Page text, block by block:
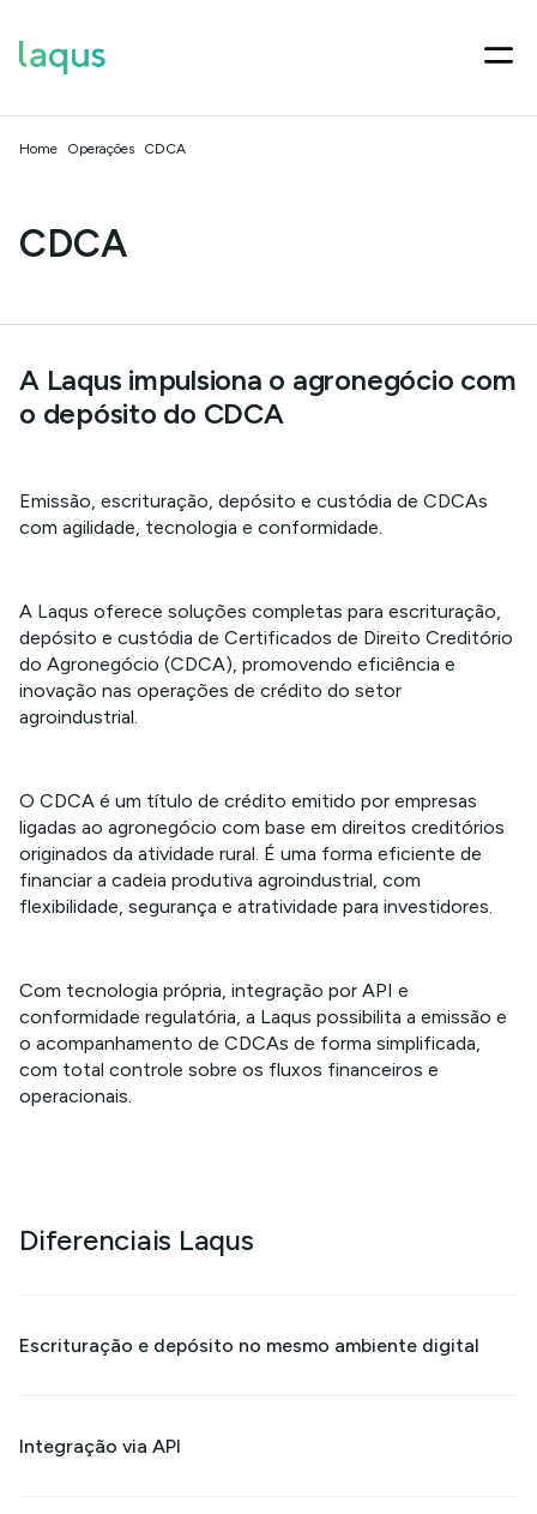
Home Operações CDCA
CDCA
A Laqus impulsiona o agronegócio com
o depósito do CDCA
Emissão, escrituração, depósito e custódia de CDCAs
com agilidade, tecnologia e conformidade.
A Laqus oferece soluções completas para escrituração,
depósito e custódia de Certificados de Direito Creditório
do Agronegócio (CDCA), promovendo eficiência e
inovação nas operações de crédito do setor
agroindustrial.
O CDCA é um título de crédito emitido por empresas
ligadas ao agronegócio com base em direitos creditórios
originados da atividade rural. É uma forma eficiente de
financiar a cadeia produtiva agroindustrial, com
flexibilidade, segurança e atratividade para investidores.
Com tecnologia própria, integração por API e
conformidade regulatória, a Laqus possibilita a emissão e
o acompanhamento de CDCAs de forma simplificada,
com total controle sobre os fluxos financeiros e
operacionais.
Diferenciais Laqus
Escrituração e depósito no mesmo ambiente digital
Integração via API